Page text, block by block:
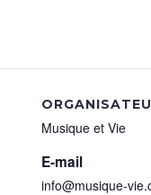
Musique et Vie
E-mail
info@musique-